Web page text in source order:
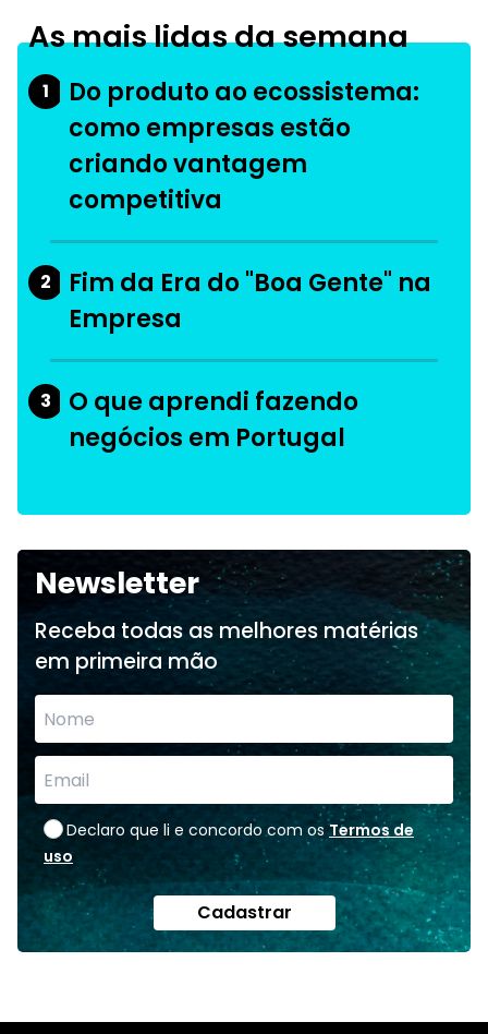
As mais lidas da semana
1
Do produto ao ecossistema:
como empresas estão
criando vantagem
competitiva
2
Fim da Era do "Boa Gente" na
Empresa
3
O que aprendi fazendo
negócios em Portugal
Newsletter
Receba todas as melhores matérias
em primeira mão
Declaro que li e concordo com os Termos de
uso
Cadastrar